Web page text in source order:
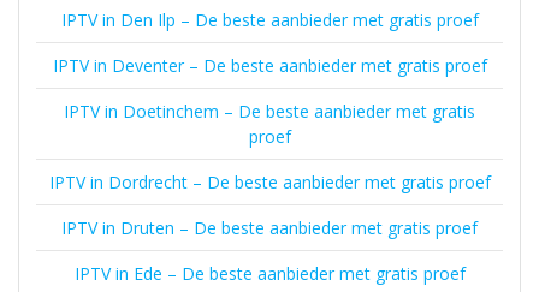
IPTV in Den Ilp – De beste aanbieder met gratis proef
IPTV in Deventer – De beste aanbieder met gratis proef
IPTV in Doetinchem – De beste aanbieder met gratis
proef
IPTV in Dordrecht – De beste aanbieder met gratis proef
IPTV in Druten – De beste aanbieder met gratis proef
IPTV in Ede – De beste aanbieder met gratis proef